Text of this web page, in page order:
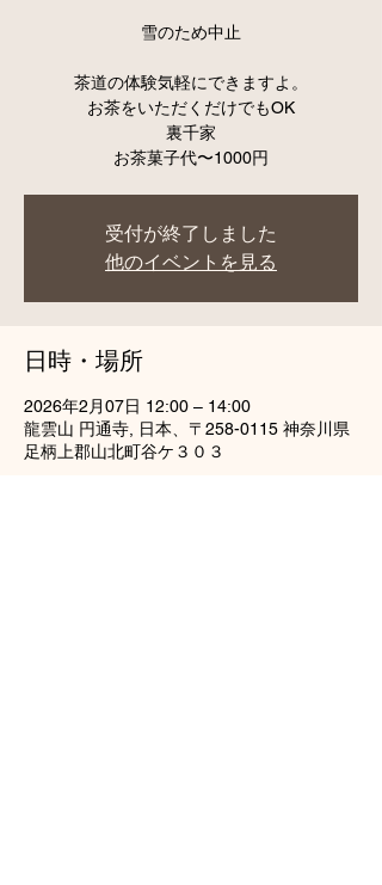
雪のため中止
茶道の体験気軽にできますよ。
お茶をいただくだけでもOK
裏千家
受付が終了しました
他のイベントを見る
日時・場所
2026年2月07日 12:00 – 14:00
龍雲山 円通寺, 日本、〒258-0115 神奈川県
足柄上郡山北町谷ケ３０３